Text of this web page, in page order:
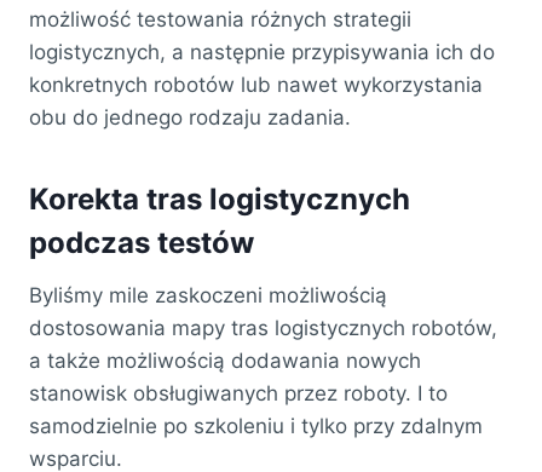
możliwość testowania różnych strategii
logistycznych, a następnie przypisywania ich do
konkretnych robotów lub nawet wykorzystania
obu do jednego rodzaju zadania.
Korekta tras logistycznych
podczas testów
Byliśmy mile zaskoczeni możliwością
dostosowania mapy tras logistycznych robotów,
a także możliwością dodawania nowych
stanowisk obsługiwanych przez roboty. I to
samodzielnie po szkoleniu i tylko przy zdalnym
wsparciu.